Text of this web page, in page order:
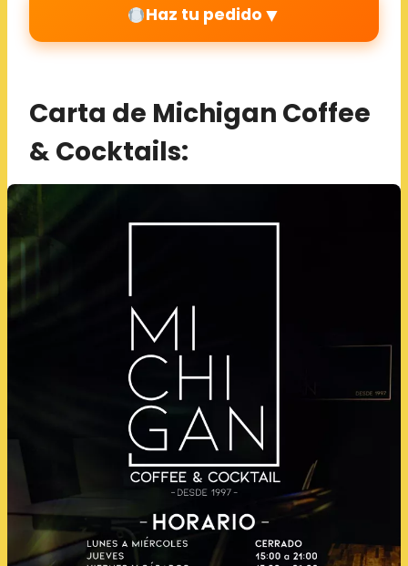
Haz tu pedido ▼
Carta de Michigan Coffee
& Cocktails: